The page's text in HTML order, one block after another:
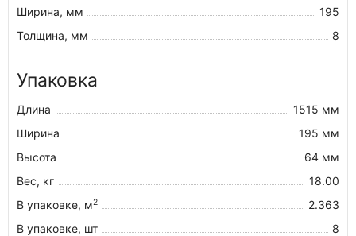
Ширина, мм
195
Толщина, мм
8
Упаковка
Длина
1515 мм
Ширина
195 мм
Высота
64 мм
Вес, кг
18.00
В упаковке, м2
2.363
В упаковке, шт
8